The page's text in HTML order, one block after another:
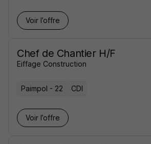
Voir l’offre
Chef de Chantier H/F
Eiffage Construction
Paimpol - 22 CDI
Voir l’offre